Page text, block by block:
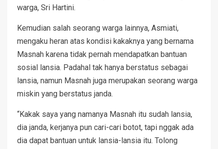
warga, Sri Hartini.
Kemudian salah seorang warga lainnya, Asmiati,
mengaku heran atas kondisi kakaknya yang bernama
Masnah karena tidak pernah mendapatkan bantuan
sosial lansia. Padahal tak hanya berstatus sebagai
lansia, namun Masnah juga merupakan seorang warga
miskin yang berstatus janda.
“Kakak saya yang namanya Masnah itu sudah lansia,
dia janda, kerjanya pun cari-cari botot, tapi nggak ada
dia dapat bantuan untuk lansia-lansia itu. Tolong